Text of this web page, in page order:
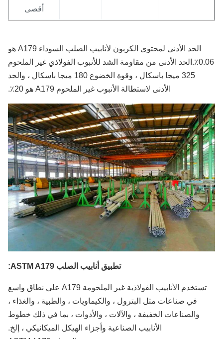
أقصى
الحد الأدنى لمحتوى الكربون لأنابيب الصلب السوداء A179 هو
0.06٪.الحد الأدنى من مقاومة الشد للأنبوب الفولاذي غير الملحوم
325 ميجا باسكال ، وقوة الخضوع 180 ميجا باسكال ، والحد
الأدنى لاستطالة الأنبوب غير الملحوم A179 هو 20٪.
تطبيق أنابيب الصلب ASTM A179:
تستخدم الأنابيب الفولاذية غير الملحومة A179 على نطاق واسع
في صناعات مثل البترول ، والكيماويات ، والطبية ، والغذاء ،
والصناعات الخفيفة ، والآلات ، والأدوات ، بما في ذلك خطوط
الأنابيب الصناعية وأجزاء الهيكل الميكانيكي ، إلخ.